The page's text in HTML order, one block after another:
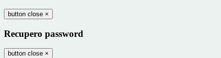
button close ×
Recupero password
button close ×